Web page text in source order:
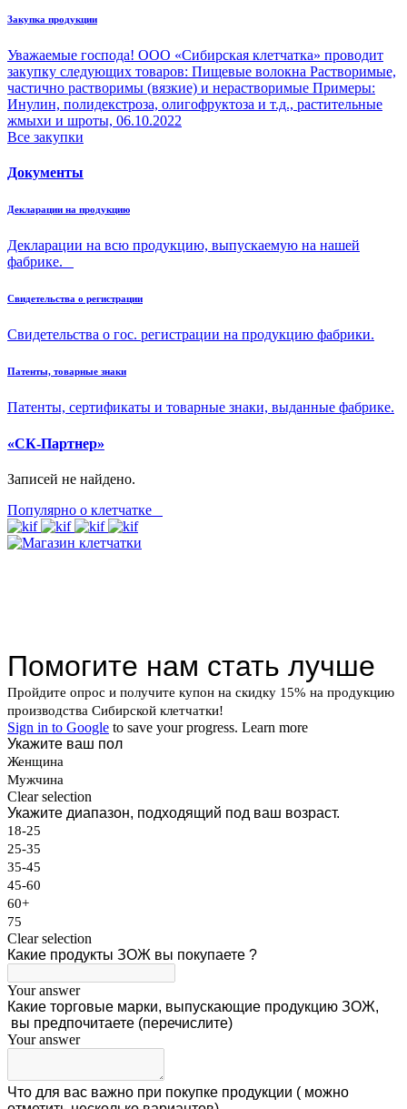
Закупка продукции
Уважаемые господа! ООО «Сибирская клетчатка» проводит
закупку следующих товаров: Пищевые волокна Растворимые,
частично растворимы (вязкие) и нерастворимые Примеры:
Инулин, полидекстроза, олигофруктоза и т.д., растительные
жмыхи и шроты, 06.10.2022
Все закупки
Документы
Декларации на продукцию
Декларации на всю продукцию, выпускаемую на нашей
фабрике.
Свидетельства о регистрации
Свидетельства о гос. регистрации на продукцию фабрики.
Патенты, товарные знаки
Патенты, сертификаты и товарные знаки, выданные фабрике.
«СК-Партнер»
Записей не найдено.
Популярно о клетчатке